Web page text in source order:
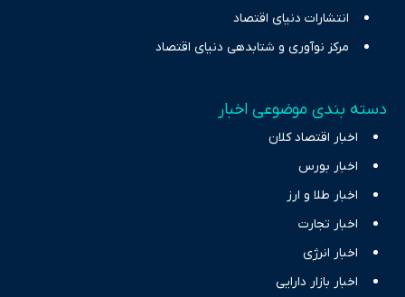
انتشارات دنیای اقتصاد
مرکز نوآوری و شتابدهی دنیای اقتصاد
دسته بندی موضوعی اخبار
اخبار اقتصاد کلان
اخبار بورس
اخبار طلا و ارز
اخبار تجارت
اخبار انرژی
اخبار بازار دارایی